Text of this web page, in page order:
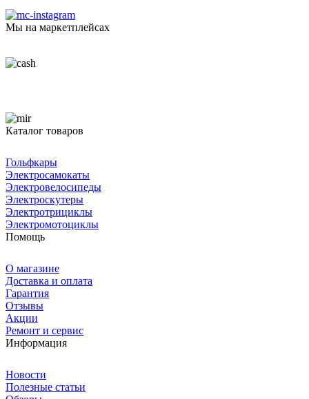
Мы на маркетплейсах
Каталог товаров
Гольфкары
Электросамокаты
Электровелосипеды
Электроскутеры
Электротрициклы
Электромотоциклы
Помощь
О магазине
Доставка и оплата
Гарантия
Отзывы
Акции
Ремонт и сервис
Информация
Новости
Полезные статьи